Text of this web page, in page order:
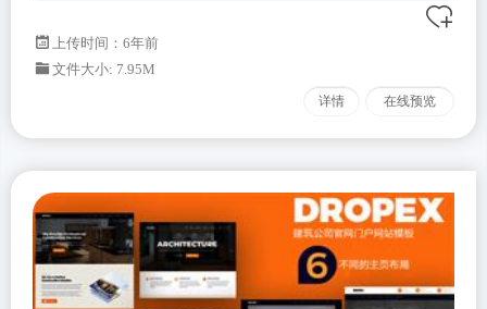
上传时间：6年前
文件大小: 7.95M
详情 在线预览